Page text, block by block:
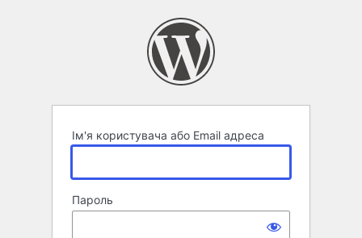
Ім'я користувача або Email адреса
Пароль